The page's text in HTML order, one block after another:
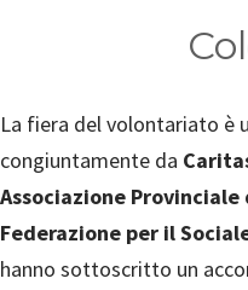
La fiera del volontariato è
congiuntamente da
Associazione Provinciale
Federazione per il
hanno sottoscritto un